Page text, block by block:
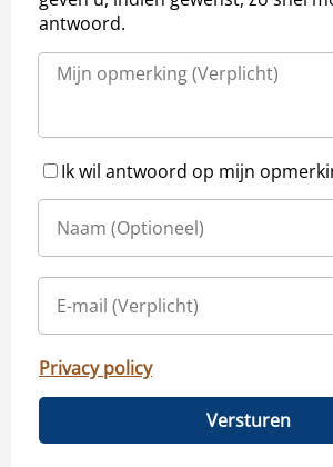
antwoord.
Ik wil antwoord op mijn
Privacy policy
Versturen